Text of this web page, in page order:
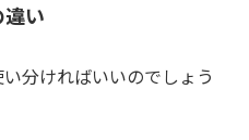
い
分ければいいのでしょう